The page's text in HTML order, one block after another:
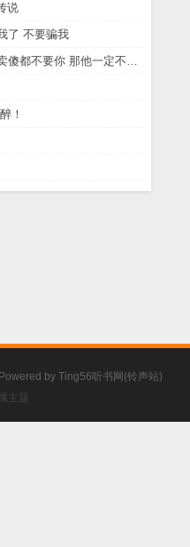
说
了 不要骗我
李music．如果一个男人装疯卖傻都不要你 那他一定不爱你
！
Powered by Ting56听书网(铃声站)
主题